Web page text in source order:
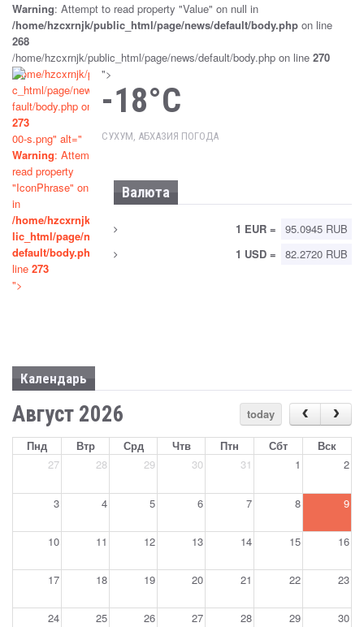
ДБАР
Sep 25, 2024 Новости
ПАРЛАМЕНТ РАТИФИЦИРОВАЛ РОССИЙСКО-
АБХАЗСКОЕ СОГЛАШЕНИЕ О ВЗАИМНОМ
ПРИЗНАНИИ СУДЕБНЫХ РЕШЕНИЙ
Sep 25, 2024
«СОГЛАШЕНИЯ, В КОТОРЫХ ВСЕ
ПРЕФЕРЕНЦИИ ПРЕДОСТАВЛЕНЫ ОДНОЙ
Warning: Attempt to read property "Value" on null in
/home/hzcxrnjk/public_html/page/news/default/body.php on line
268
/home/hzcxrnjk/public_html/page/news/default/body.php on line 270
">
/home/hzcxrnjk/publi
c_html/page/news/de
fault/body.php on line
273
00-s.png" alt="
Warning: Attempt to
read property
"IconPhrase" on null
in
/home/hzcxrnjk/pub
lic_html/page/news/
default/body.php
line 273
">
-18°C
СУХУМ, АБХАЗИЯ ПОГОДА
Валюта
95.0945 RUB
1 EUR =
82.2720 RUB
1 USD =
Календарь
Август 2026 today
Пнд Втр Срд Чтв Птн Сбт
Вск
27
28 29 30 31 1 2
3 4 5 6 7 8 9
10 11 12 13 14 15 16
17 18 19 20 21 22 23
24 25 26 27 28 29 30